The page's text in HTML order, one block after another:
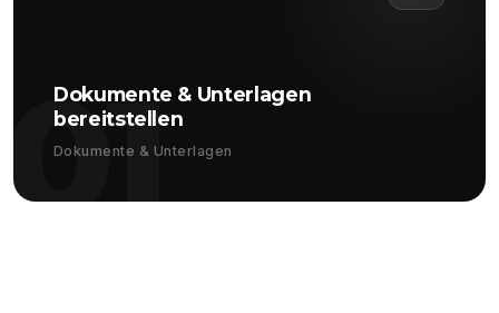
01
Dokumente & Unterlagen
bereitstellen
Dokumente & Unterlagen